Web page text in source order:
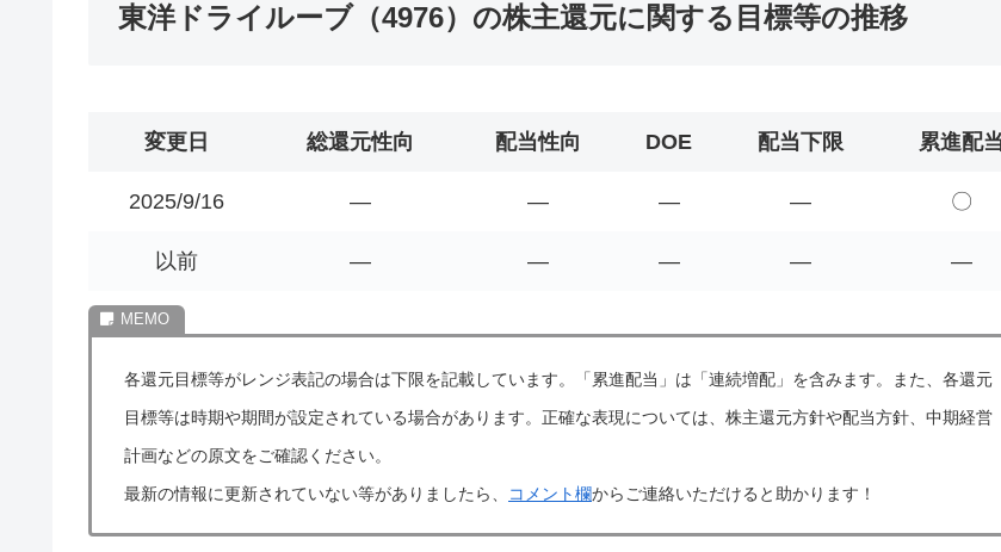
東洋ドライルーブ（4976）の株主還元に関する目標等の推移
変更日 総還元性向 配当性向 DOE 配当下限 累進配当
2025/9/16 ― ― ― ― 〇
以前 ― ― ― ― ―
各還元目標等がレンジ表記の場合は下限を記載しています。「累進配当」は「連続増配」を含みます。また、各還元
目標等は時期や期間が設定されている場合があります。正確な表現については、株主還元方針や配当方針、中期経営
計画などの原文をご確認ください。
最新の情報に更新されていない等がありましたら、
コメント欄からご連絡いただけると助かります！